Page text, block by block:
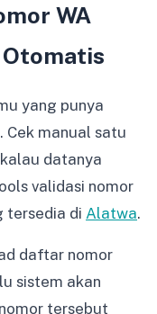
WA
yang punya
Cek manual satu
datanya
validasi nomor
tersedia di Alatwa.
daftar nomor
sistem akan
tersebut